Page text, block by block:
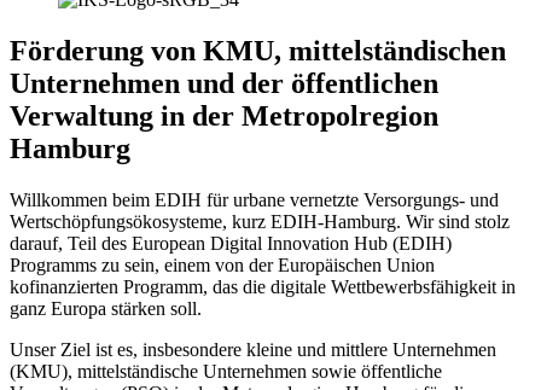
Förderung von KMU, mittelständischen
Unternehmen und der öffentlichen
Verwaltung in der Metropolregion
Hamburg
Willkommen beim EDIH für urbane vernetzte Versorgungs- und
Wertschöpfungsökosysteme, kurz EDIH-Hamburg. Wir sind stolz
darauf, Teil des European Digital Innovation Hub (EDIH)
Programms zu sein, einem von der Europäischen Union
kofinanzierten Programm, das die digitale Wettbewerbsfähigkeit in
ganz Europa stärken soll.
Unser Ziel ist es, insbesondere kleine und mittlere Unternehmen
(KMU), mittelständische Unternehmen sowie öffentliche